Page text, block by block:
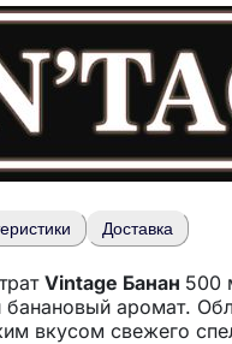
Доставка
Vintage Банан 500
аромат.
вкусом свежего